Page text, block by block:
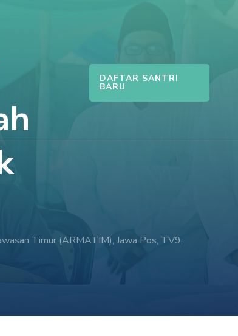
DAFTAR SANTRI
BARU
Timur (ARMATIM), Jawa Pos, TV9,